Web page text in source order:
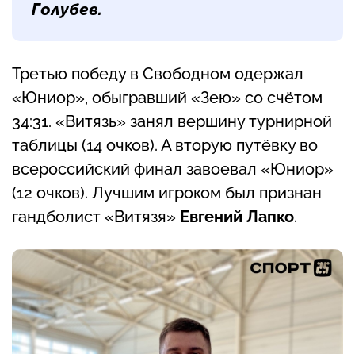
Голубев.
Третью победу в Свободном одержал
«Юниор», обыгравший «Зею» со счётом
34:31. «Витязь» занял вершину турнирной
таблицы (14 очков). А вторую путёвку во
всероссийский финал завоевал «Юниор»
(12 очков). Лучшим игроком был признан
гандболист «Витязя» Евгений Лапко.